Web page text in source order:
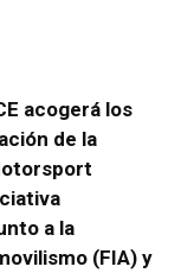
acogerá los
de la
a la
(FIA) y